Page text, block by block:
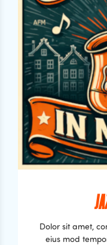
Dolor sit amet,
eius mod